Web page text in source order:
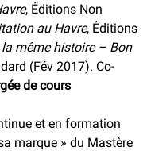
, Éditions Non
au Havre, Éditions
la même histoire – Bon
(Fév 2017). Co-
de cours
et en formation
marque » du Mastère